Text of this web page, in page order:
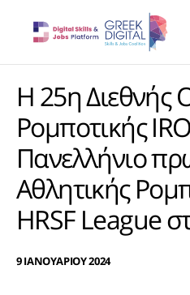
Η 25η Διεθνής
Ρομποτικής
Πανελλήνιο
Αθλητικής
HRSF League
9 ΙΑΝΟΥΑΡΙΟΥ 2024